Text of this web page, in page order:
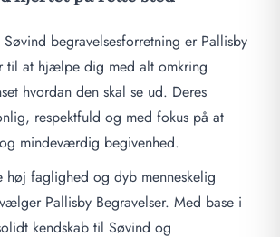
begravelsesforretning er Pallisby
til at hjælpe dig med alt omkring
hvordan den skal se ud. Deres
respektfuld og med fokus på at
mindeværdig begivenhed.
høj faglighed og dyb menneskelig
Pallisby Begravelser. Med base i
kendskab til Søvind og